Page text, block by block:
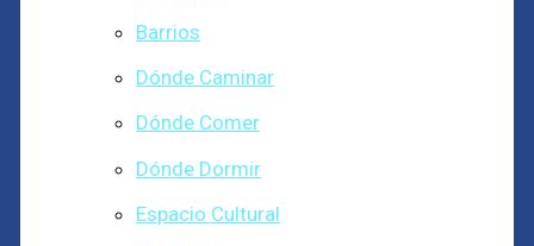
Barrios
Dónde Caminar
Dónde Comer
Dónde Dormir
Espacio Cultural